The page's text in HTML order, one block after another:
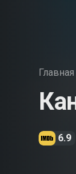
Главная
6.9